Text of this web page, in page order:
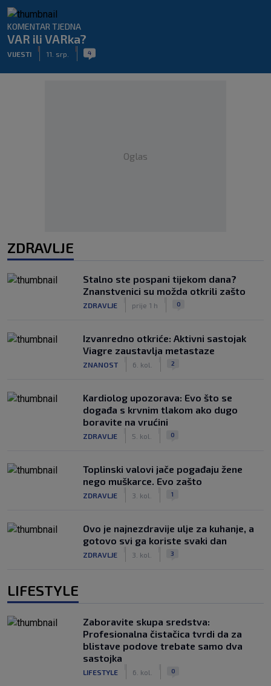
KOMENTAR TJEDNA
VAR ili VARka?
VIJESTI 11. srp. 4
Oglas
ZDRAVLJE
Stalno ste pospani tijekom dana?
Znanstvenici su možda otkrili zašto
ZDRAVLJE prije 1 h 0
Izvanredno otkriće: Aktivni sastojak
Viagre zaustavlja metastaze
ZNANOST 6. kol. 2
Kardiolog upozorava: Evo što se
događa s krvnim tlakom ako dugo
boravite na vrućini
ZDRAVLJE 5. kol. 0
Toplinski valovi jače pogađaju žene
nego muškarce. Evo zašto
ZDRAVLJE 3. kol. 1
Ovo je najnezdravije ulje za kuhanje, a
gotovo svi ga koriste svaki dan
ZDRAVLJE 3. kol. 3
LIFESTYLE
Zaboravite skupa sredstva:
Profesionalna čistačica tvrdi da za
blistave podove trebate samo dva
sastojka
LIFESTYLE 6. kol. 0